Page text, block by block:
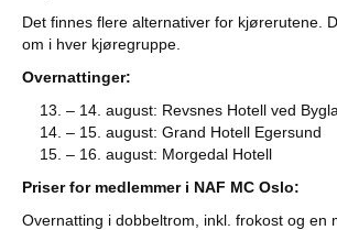
Det finnes flere alternativer for kjørerutene.
om i hver kjøregruppe.
Overnattinger:
– 14. august: Revsnes Hotell ved
– 15. august: Grand Hotell Egersund
– 16. august: Morgedal Hotell
Priser for medlemmer i NAF MC Oslo:
Overnatting i dobbeltrom, inkl. frokost og en